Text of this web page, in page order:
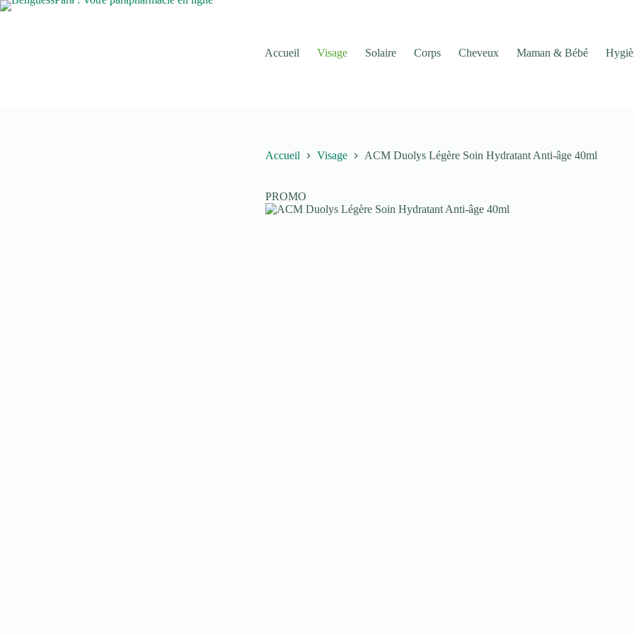
Passer
Accueil
Visage Solaire Corps Cheveux Maman & Bébé
Accueil Visage ACM Duolys Légère Soin Hydratant Anti-âge 40ml
PROMO